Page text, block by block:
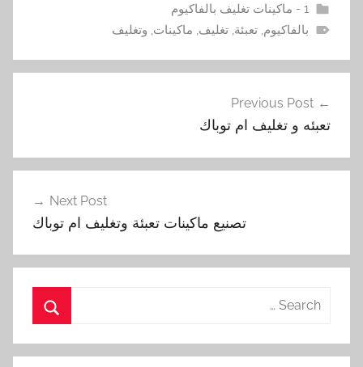
1 - ماكينات تغليف بالفاكيوم
بالفاكيوم,تعبئة,تغليف, ماكينات, وتغليف
المقالات
Previous Post
تعبئه و تغليف ام توباك
Next Post
تصنيع ماكينات تعبئة وتغليف ام توباك
Search